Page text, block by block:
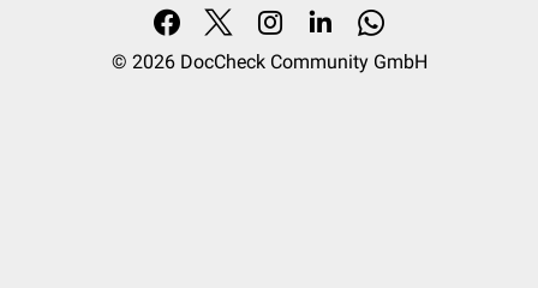
© 2026 DocCheck Community GmbH